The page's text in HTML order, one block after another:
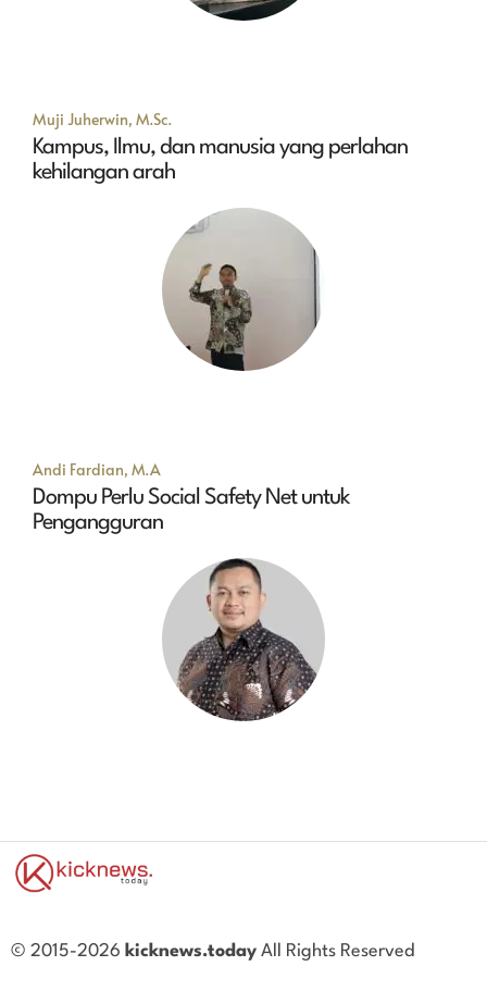
Muji Juherwin, M.Sc.
Kampus, Ilmu, dan manusia yang perlahan
kehilangan arah
Andi Fardian, M.A
Dompu Perlu Social Safety Net untuk
Pengangguran
© 2015-2026 kicknews.today All Rights Reserved